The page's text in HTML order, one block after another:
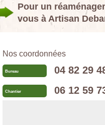
Pour un
vous à Artisan
Nos coordonnées
Bureau 04 82 29
Chantier 06 12 59